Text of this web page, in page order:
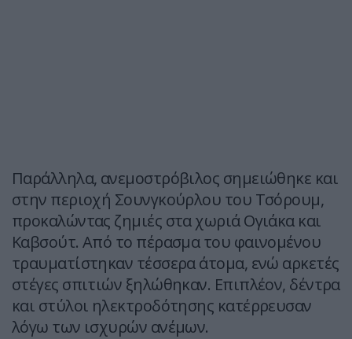
Παράλληλα, ανεμοστρόβιλος σημειώθηκε και
στην περιοχή Σουνγκούρλου του Τσόρουμ,
προκαλώντας ζημιές στα χωριά Ογιάκα και
Καβσούτ. Από το πέρασμα του φαινομένου
τραυματίστηκαν τέσσερα άτομα, ενώ αρκετές
στέγες σπιτιών ξηλώθηκαν. Επιπλέον, δέντρα
και στύλοι ηλεκτροδότησης κατέρρευσαν
λόγω των ισχυρών ανέμων.